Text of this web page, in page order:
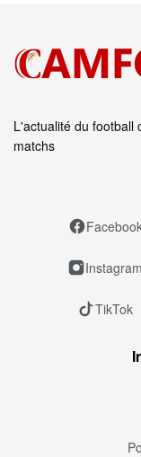
L'actualité du football
matchs
Instagram
TikTok